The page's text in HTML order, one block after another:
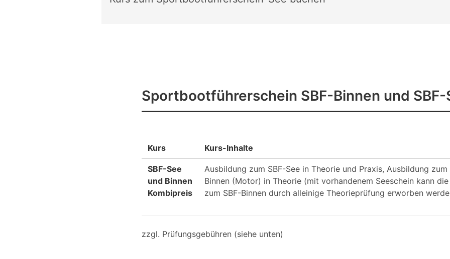
Sportbootführerschein SBF-Binnen und SBF-
Kurs Kurs-Inhalte
SBF-See
und Binnen
Kombipreis
Ausbildung zum SBF-See in Theorie und Praxis, Ausbildung zum
Binnen (Motor) in Theorie (mit vorhandenem Seeschein kann
zum SBF-Binnen durch alleinige Theorieprüfung erworben
zzgl. Prüfungsgebühren (siehe unten)